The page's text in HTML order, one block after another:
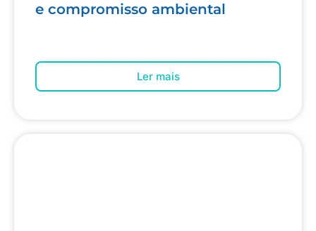
e compromisso ambiental
Ler mais